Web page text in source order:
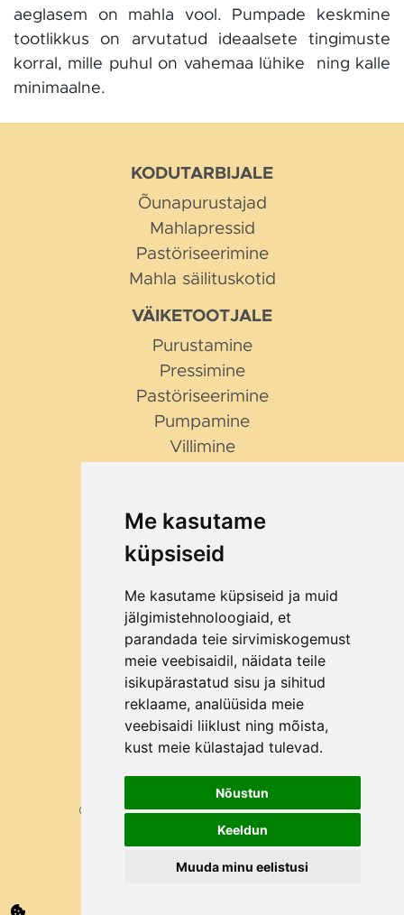
Me kasutame
küpsiseid
Me kasutame küpsiseid ja muid
jälgimistehnoloogiaid, et
parandada teie sirvimiskogemust
meie veebisaidil, näidata teile
isikupärastatud sisu ja sihitud
reklaame, analüüsida meie
veebisaidi liiklust ning mõista,
kust meie külastajad tulevad.
Nõustun
Keeldun
Muuda minu eelistusi
aeglasem on mahla vool. Pumpade keskmine
tootlikkus on arvutatud ideaalsete tingimuste
korral, mille puhul on vahemaa lühike ning kalle
minimaalne.
©2026 Kõik õigused kaitstud Mahlapress.ee
KODUTARBIJALE
Õunapurustajad
Mahlapressid
Pastöriseerimine
Mahla säilituskotid
VÄIKETOOTJALE
Purustamine
Pressimine
Pastöriseerimine
Pumpamine
Villimine
Millist purustajat valida?
ETTEVÕTTEST
Kontakt
Ettevõttest
Kuidas osta?
Kliendid
Blogi